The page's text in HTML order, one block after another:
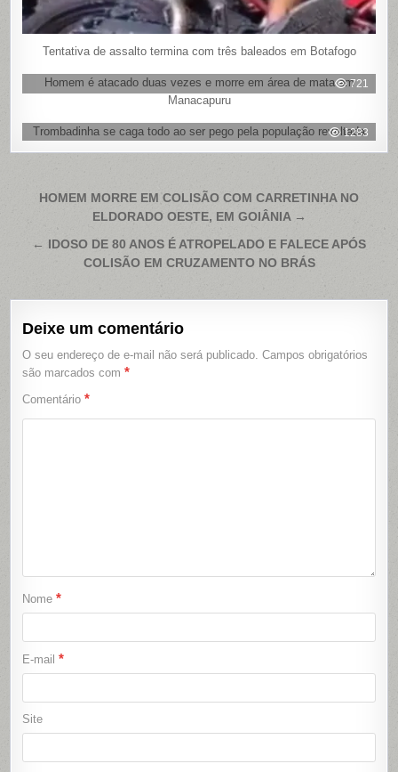
Tentativa de assalto termina com três baleados em Botafogo
721
Homem é atacado duas vezes e morre em área de mata em
Manacapuru
1283
Trombadinha se caga todo ao ser pego pela população revoltada
Navegação
Post
HOMEM MORRE EM COLISÃO COM CARRETINHA NO
ELDORADO OESTE, EM GOIÂNIA →
← IDOSO DE 80 ANOS É ATROPELADO E FALECE APÓS
COLISÃO EM CRUZAMENTO NO BRÁS
Deixe um comentário
O seu endereço de e-mail não será publicado. Campos obrigatórios
são marcados com*
Comentário*
Nome*
E-mail*
Site